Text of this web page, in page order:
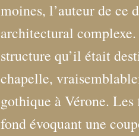
moines, l’auteur de ce
architectural
structure qu’il était
chapelle,
gothique à Vérone.
fond évoquant une